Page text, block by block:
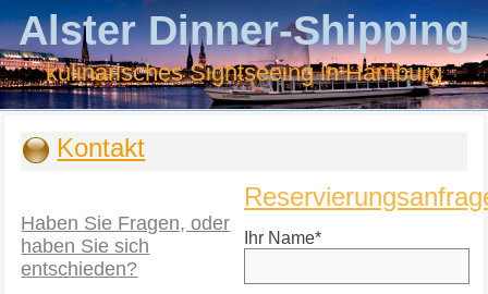
Alster Dinner-Shipping
kulinarisches Sightseeing in Hamburg
Kontakt
Haben Sie Fragen, oder
haben Sie sich
entschieden?
Ihr Name*